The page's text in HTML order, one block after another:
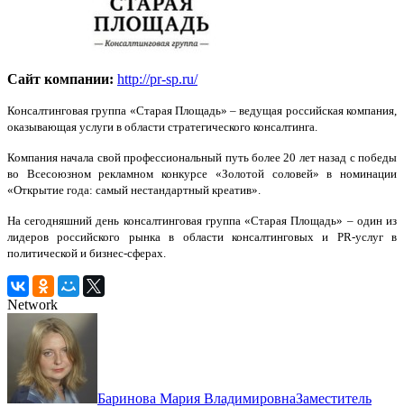
Сайт компании: http://pr-sp.ru/
Консалтинговая группа «Старая Площадь» – ведущая российская компания,
оказывающая услуги в области стратегического консалтинга.
Компания начала свой профессиональный путь более 20 лет назад с победы
во Всесоюзном рекламном конкурсе «Золотой соловей» в номинации
«Открытие года: самый нестандартный креатив».
На сегодняшний день консалтинговая группа «Старая Площадь» – один из
лидеров российского рынка в области консалтинговых и PR-услуг в
политической и бизнес-сферах.
Network
Баринова Мария ВладимировнаЗаместитель